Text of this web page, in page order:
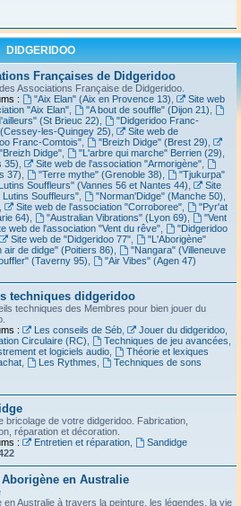
DIDGERIDOO
Françaises de Didgeridoo
Associations Française de Didgeridoo.
:
"Aix Elan" (Aix en Provence 13)
Site web
"Aix Elan"
"A bout de souffle" (Dijon 21)
(St Brieuc 22)
"Didgeridoo Franc-
les-Quingey 25)
Site web de
Franc-Comtois"
"Breizh Didge" (Brest 29)
Didge"
"L'arbre qui marche" Berrien (29)
35)
Site web de l'association "Armorigène",
37)
"Terre mythe" (Grenoble 38)
"Tjukurpa"
Souffleurs" (Vannes 56 et Nantes 44)
Site
Souffleurs"
"Norman'Didge" (Manche 50)
Site web de l'association "Corroboree",
"Pyr'at
64)
"Australian Vibrations" (Lyon 69)
"Vent
web de l'association "Vent du rêve",
"Didgeridoo
Site web de "Didgeridoo 77",
"L'Aborigène"
air de didge" (Poitiers 86)
"Nangara" (Villeneuve
(Taverny 95)
"Air Vibes" (Agen 47)
techniques didgeridoo
techniques des Membres pour bien jouer du
:
Les conseils de Séb, Jouer du didgeridoo,
Circulaire (RC)
Techniques de jeu avancées
et logiciels audio,
Théorie et lexiques
, Les Rythmes
Techniques de sons
bricolage de votre didgeridoo. Fabrication,
réparation et décoration.
:
Entretien et réparation,
Sandidge
en Australie
en Australie à travers la peinture, les légendes, la vie